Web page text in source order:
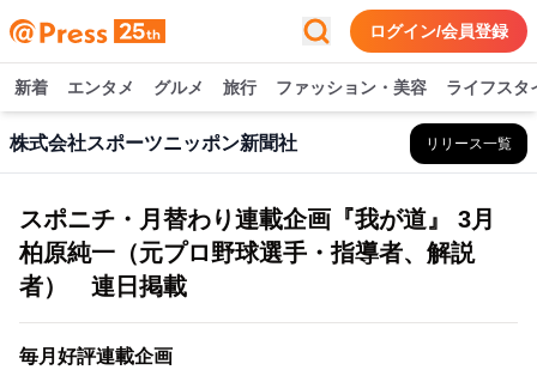
ログイン/会員登録
新着 エンタメ グルメ 旅行 ファッション・美容 ライフスタ
株式会社スポーツニッポン新聞社 リリース一覧
スポニチ・月替わり連載企画『我が道』 3月
柏原純一（元プロ野球選手・指導者、解説
者） 連日掲載
毎月好評連載企画